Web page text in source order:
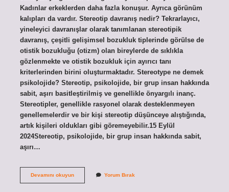
Kadınlar erkeklerden daha fazla konuşur. Ayrıca görünüm
kalıpları da vardır. Stereotip davranış nedir? Tekrarlayıcı,
yineleyici davranışlar olarak tanımlanan stereotipik
davranış, çeşitli gelişimsel bozukluk tiplerinde görülse de
otistik bozukluğu (otizm) olan bireylerde de sıklıkla
gözlenmekte ve otistik bozukluk için ayırıcı tanı
kriterlerinden birini oluşturmaktadır. Stereotype ne demek
psikolojide? Stereotip, psikolojide, bir grup insan hakkında
sabit, aşırı basitleştirilmiş ve genellikle önyargılı inanç.
Stereotipler, genellikle rasyonel olarak desteklenmeyen
genellemelerdir ve bir kişi stereotip düşünceye alıştığında,
artık kişileri oldukları gibi göremeyebilir.15 Eylül
2024Stereotip, psikolojide, bir grup insan hakkında sabit,
aşırı…
Devamını okuyunStereotip
Yorum Bırak